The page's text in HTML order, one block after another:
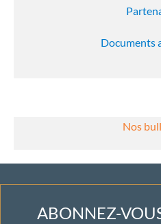
Documents
Nos
ABONNEZ-